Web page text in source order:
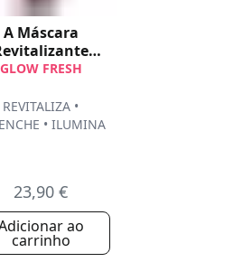
A Máscara
Express
GLOW FRESH
REVITALIZA •
• ILUMINA
23,90 €
ao
carrinho